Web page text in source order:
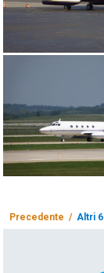
Precedente /Altri